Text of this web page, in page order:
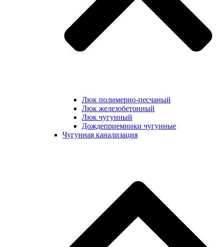
Люк полимерно-песчаный
Люк железобетонный
Люк чугунный
Дождеприемники чугунные
Чугунная канализация